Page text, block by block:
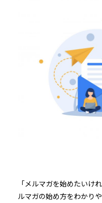
「メルマガを始めたいけ
ルマガの始め方をわかり